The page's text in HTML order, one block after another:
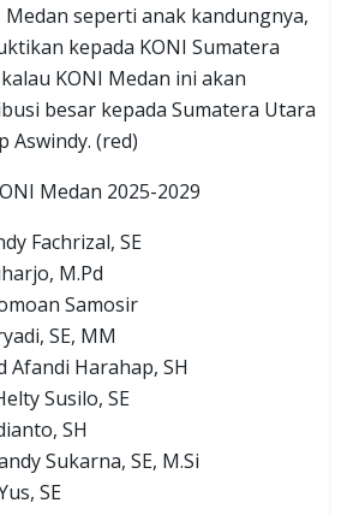
seperti anak kandungnya,
kepada KONI Sumatera
KONI Medan ini akan
besar kepada Sumatera Utara
Aswindy. (red)
Medan 2025-2029
Fachrizal, SE
M.Pd
Samosir
SE, MM
Afandi Harahap, SH
Susilo, SE
SH
Sukarna, SE, M.Si
SE